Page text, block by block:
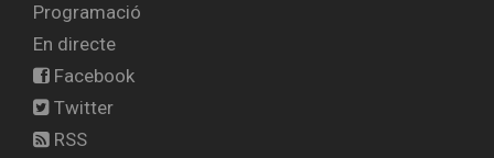
Programació
En directe
Facebook
Twitter
RSS